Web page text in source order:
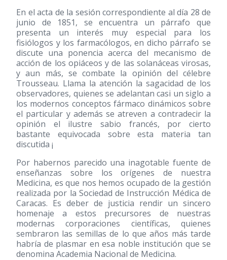
En el acta de la sesión correspondiente al día 28 de
junio de 1851, se encuentra un párrafo que
presenta un interés muy especial para los
fisiólogos y los farmacólogos, en dicho párrafo se
discute una ponencia acerca del mecanismo de
acción de los opiáceos y de las solanáceas virosas,
y aun más, se combate la opinión del célebre
Trousseau. Llama la atención la sagacidad de los
observadores, quienes se adelantan casi un siglo a
los modernos conceptos fármaco dinámicos sobre
el particular y además se atreven a contradecir la
opinión el ilustre sabio francés, por cierto
bastante equivocada sobre esta materia tan
discutida ¡
Por habernos parecido una inagotable fuente de
enseñanzas sobre los orígenes de nuestra
Medicina, es que nos hemos ocupado de la gestión
realizada por la Sociedad de Instrucción Médica de
Caracas. Es deber de justicia rendir un sincero
homenaje a estos precursores de nuestras
modernas corporaciones científicas, quienes
sembraron las semillas de lo que años más tarde
habría de plasmar en esa noble institución que se
denomina Academia Nacional de Medicina.